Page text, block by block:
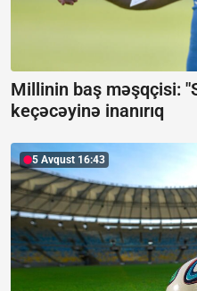
Millinin baş məşqçisi:
keçəcəyinə inanırıq
5 Avqust 16:43